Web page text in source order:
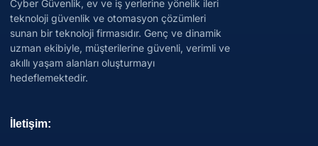
Cyber Güvenlik, ev ve iş yerlerine yönelik ileri
teknoloji güvenlik ve otomasyon çözümleri
sunan bir teknoloji firmasıdır. Genç ve dinamik
uzman ekibiyle, müşterilerine güvenli, verimli ve
akıllı yaşam alanları oluşturmayı
hedeflemektedir.
İletişim: